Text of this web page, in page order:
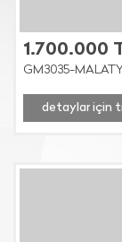
1.700.000
GM3035-
detaylar için